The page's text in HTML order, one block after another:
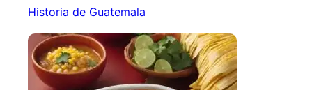
Historia de Guatemala